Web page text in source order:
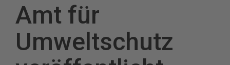
Amt für
Umweltschutz